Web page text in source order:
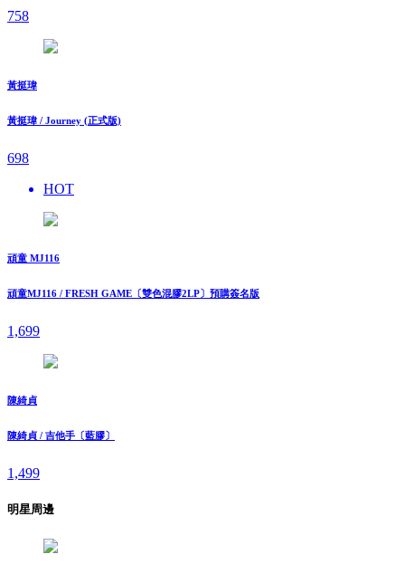
758
黃挺瑋
黃挺瑋 / Journey (正式版)
698
HOT
頑童 MJ116
頑童MJ116 / FRESH GAME〔雙色混膠2LP〕預購簽名版
1,699
陳綺貞
陳綺貞 / 吉他手〔藍膠〕
1,499
明星周邊